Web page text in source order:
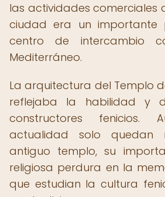
las actividades comerciales
ciudad era un importante
centro de intercambio
Mediterráneo.
La arquitectura del Templo
reflejaba la habilidad y
constructores fenicios.
actualidad solo quedan
antiguo templo, su
religiosa perdura en la
que estudian la cultura